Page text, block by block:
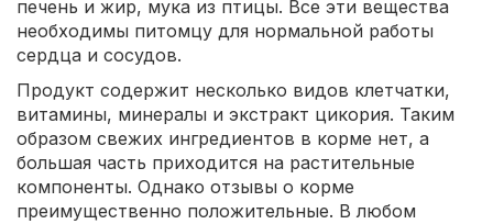
печень и жир, мука из птицы. Все эти вещества
необходимы питомцу для нормальной работы
сердца и сосудов.
Продукт содержит несколько видов клетчатки,
витамины, минералы и экстракт цикория. Таким
образом свежих ингредиентов в корме нет, а
большая часть приходится на растительные
компоненты. Однако отзывы о корме
преимущественно положительные. В любом